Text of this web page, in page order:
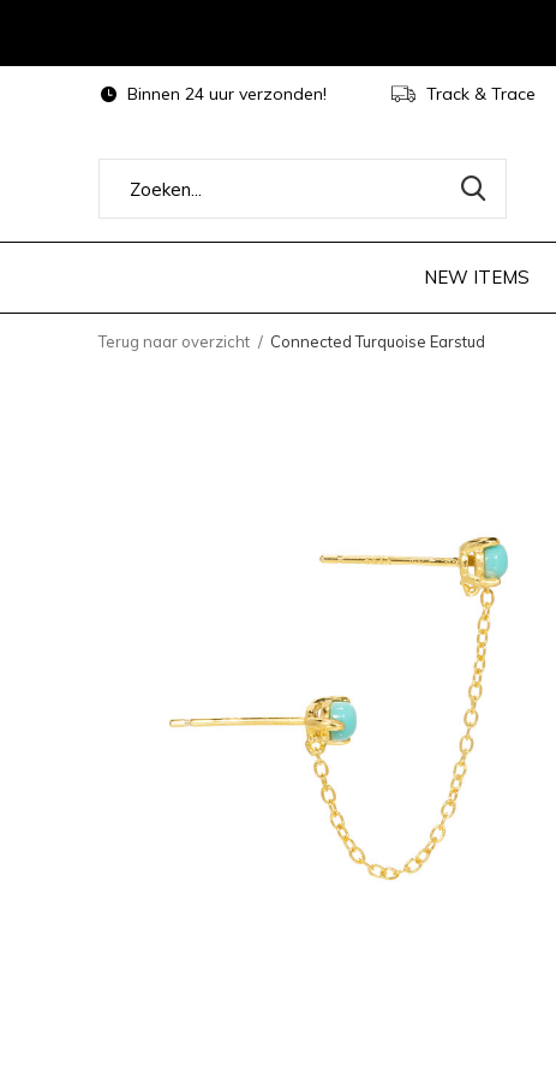
NEW ITEMS
Binnen 24 uur verzonden! Track & Trace
Terug naar overzicht Connected Turquoise Earstud